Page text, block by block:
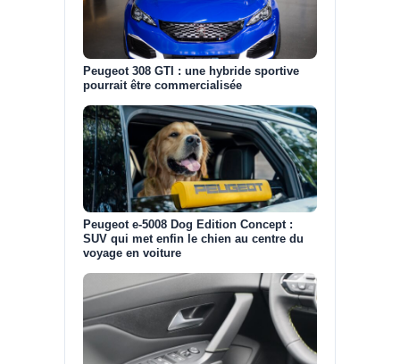
Peugeot 308 GTI : une hybride sportive
pourrait être commercialisée
Peugeot e-5008 Dog Edition Concept :
SUV qui met enfin le chien au centre du
voyage en voiture